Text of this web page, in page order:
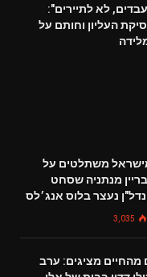
לא לתיירים":
העליון וחותם על
משתלטים על
מנתניה שסחט
נעצר בלוס אנג׳לס
3,035
מהחיים מציגים: ערב